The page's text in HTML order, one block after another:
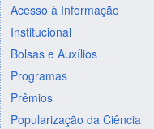
Acesso à Informação
Institucional
Bolsas e Auxílios
Programas
Prêmios
Popularização da Ciência